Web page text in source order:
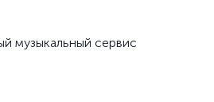
музыкальный сервис